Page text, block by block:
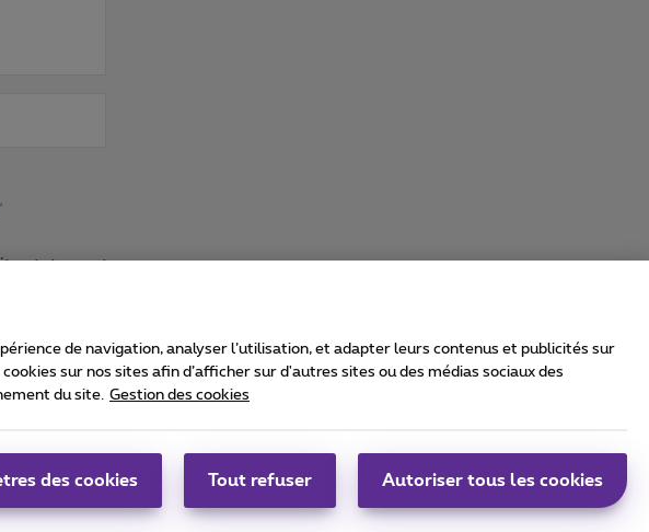
statement
Carrier & Wholesale Solutions
Proximus Group
|
de navigation, analyser l’utilisation, et adapter leurs contenus et publicités sur
sur nos sites afin d’afficher sur d'autres sites ou des médias sociaux des
du site. Gestion des cookies
des cookies Tout refuser Autoriser tous les cookies